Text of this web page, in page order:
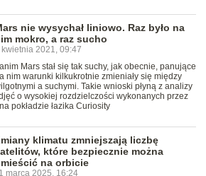
nie wysychał liniowo. Raz było na
mokro, a raz sucho
kwietnia 2021, 09:47
Mars stał się tak suchy, jak obecnie, panujące
nim warunki kilkukrotnie zmieniały się między
a suchymi. Takie wnioski płyną z analizy
o wysokiej rozdzielczości wykonanych przez
pokładzie łazika Curiosity
klimatu zmniejszają liczbę
które bezpiecznie można
na orbicie
marca 2025, 16:24